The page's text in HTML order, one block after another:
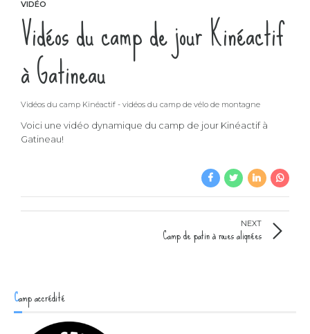
VIDÉO
Vidéos du camp de jour Kinéactif
à Gatineau
Vidéos du camp Kinéactif - vidéos du camp de vélo de montagne
Voici une vidéo dynamique du camp de jour Kinéactif à
Gatineau!
NEXT
Camp de patin à roues alignées
Camp accrédité